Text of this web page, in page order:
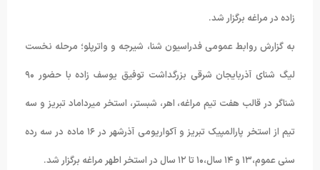
زاده در مراغه برگزار شد.
به گزارش روابط عمومی فدراسیون شنا، شیرجه و واترپلو؛ مرحله نخست
لیگ شنای آذربایجان شرقی بزرگداشت توفیق یوسف زاده با حضور ۹۰
شناگر در قالب هفت تیم مراغه، اهر، شبستر، استخر میرداماد تبریز و سه
تیم از استخر پارالمپیک تبریز و آکواریومی آذرشهر در ۱۶ ماده در سه رده
سنی عموم،۱۳ و ۱۴ سال،۱۰ تا ۱۲ سال در استخر اطهر مراغه برگزار شد.